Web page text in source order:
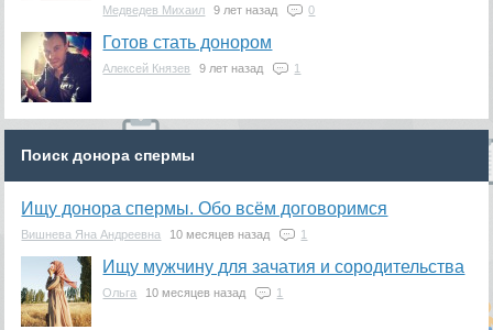
Медведев Михаил 9 лет назад 0
Готов стать донором
Алексей Князев 9 лет назад 1
Поиск донора спермы
Ищу донора спермы. Обо всём договоримся
Вишнева Яна Андреевна 10 месяцев назад 1
Ищу мужчину для зачатия и сородительства
Ольга 10 месяцев назад 1